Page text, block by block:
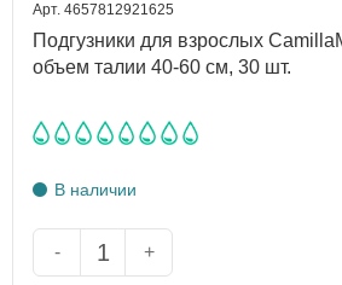
Арт. 4657812921625
Подгузники для взрослых
объем талии 40-60 см, 30 шт.
В наличии
- +